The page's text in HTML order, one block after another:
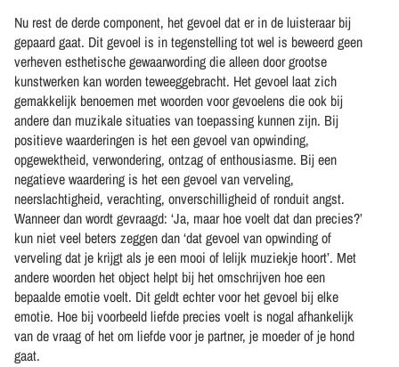
Nu rest de derde component, het gevoel dat er in de luisteraar bij
gepaard gaat. Dit gevoel is in tegenstelling tot wel is beweerd geen
verheven esthetische gewaarwording die alleen door grootse
kunstwerken kan worden teweeggebracht. Het gevoel laat zich
gemakkelijk benoemen met woorden voor gevoelens die ook bij
andere dan muzikale situaties van toepassing kunnen zijn. Bij
positieve waarderingen is het een gevoel van opwinding,
opgewektheid, verwondering, ontzag of enthousiasme. Bij een
negatieve waardering is het een gevoel van verveling,
neerslachtigheid, verachting, onverschilligheid of ronduit angst.
Wanneer dan wordt gevraagd: ‘Ja, maar hoe voelt dat dan precies?’
kun niet veel beters zeggen dan ‘dat gevoel van opwinding of
verveling dat je krijgt als je een mooi of lelijk muziekje hoort’. Met
andere woorden het object helpt bij het omschrijven hoe een
bepaalde emotie voelt. Dit geldt echter voor het gevoel bij elke
emotie. Hoe bij voorbeeld liefde precies voelt is nogal afhankelijk
van de vraag of het om liefde voor je partner, je moeder of je hond
gaat.